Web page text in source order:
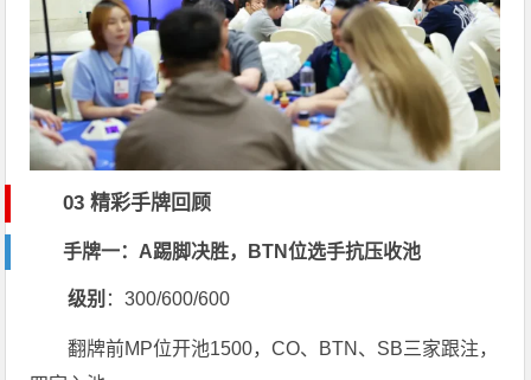
03 精彩手牌回顾
手牌一：A踢脚决胜，BTN位选手抗压收池
级别 ：300/600/600
翻牌前MP位开池1500，CO、BTN、SB三家跟注，